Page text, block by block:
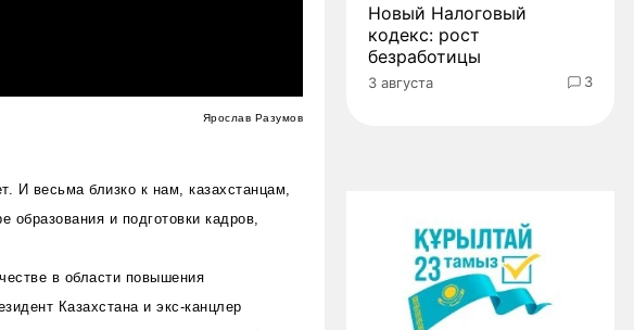
Ярослав Разумов
И весьма близко к нам, казахстанцам,
и подготовки кадров,
в области повышения
Казахстана и экс-канцлер
Новый Налоговый
кодекс: рост
безработицы
3 августа 3